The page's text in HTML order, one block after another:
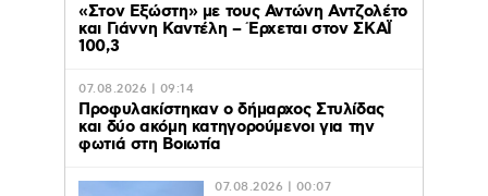
«Στον Εξώστη» με τους Αντώνη Αντζολέτο
και Γιάννη Καντέλη – Έρχεται στον ΣΚΑΪ
100,3
07.08.2026 | 09:14
Προφυλακίστηκαν ο δήμαρχος Στυλίδας
και δύο ακόμη κατηγορούμενοι για την
φωτιά στη Βοιωτία
07.08.2026 | 00:07